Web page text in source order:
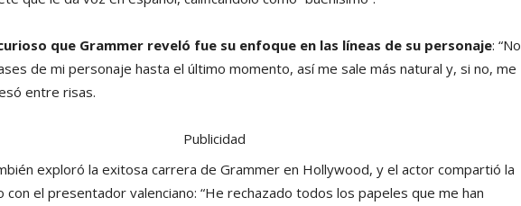
que Grammer reveló fue su enfoque en las líneas de su personaje: “No
de mi personaje hasta el último momento, así me sale más natural y, si no, me
entre risas.
Publicidad
exploró la exitosa carrera de Grammer en Hollywood, y el actor compartió la
con el presentador valenciano: “He rechazado todos los papeles que me han